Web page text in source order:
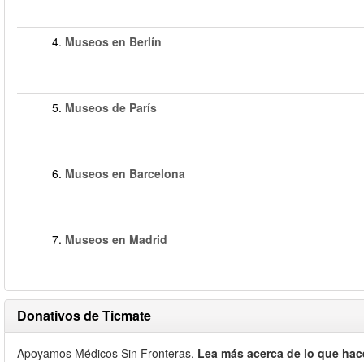
4. Museos en Berlín
5. Museos de París
6. Museos en Barcelona
7. Museos en Madrid
Donativos de Ticmate
Apoyamos Médicos Sin Fronteras. Lea más acerca de lo que